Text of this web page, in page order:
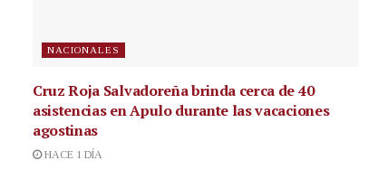
NACIONALES
Cruz Roja Salvadoreña brinda cerca de 40
asistencias en Apulo durante las vacaciones
agostinas
HACE 1 DÍA